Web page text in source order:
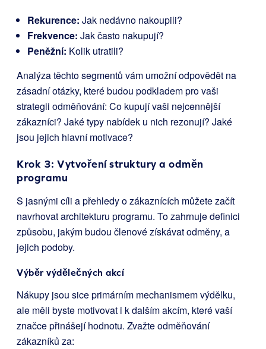
Rekurence: Jak nedávno nakoupili?
Frekvence: Jak často nakupují?
Peněžní: Kolik utratili?
Analýza těchto segmentů vám umožní odpovědět na
zásadní otázky, které budou podkladem pro vaši
strategii odměňování: Co kupují vaši nejcennější
zákazníci? Jaké typy nabídek u nich rezonují? Jaké
jsou jejich hlavní motivace?
Krok 3: Vytvoření struktury a odměn
programu
S jasnými cíli a přehledy o zákaznících můžete začít
navrhovat architekturu programu. To zahrnuje definici
způsobu, jakým budou členové získávat odměny, a
jejich podoby.
Výběr výdělečných akcí
Nákupy jsou sice primárním mechanismem výdělku,
ale měli byste motivovat i k dalším akcím, které vaší
značce přinášejí hodnotu. Zvažte odměňování
zákazníků za: